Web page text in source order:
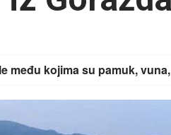
među kojima su pamuk,